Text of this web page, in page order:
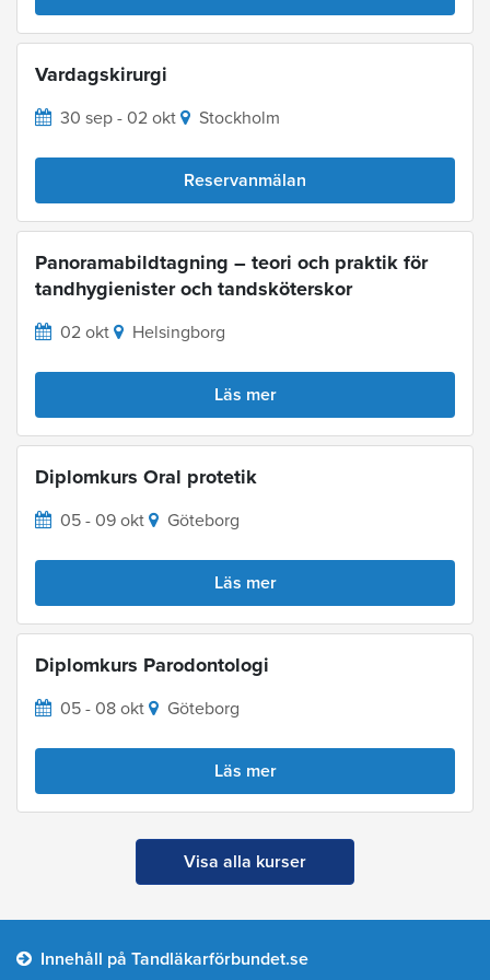
Vardagskirurgi
30 sep - 02 okt Stockholm
Reservanmälan
Panoramabildtagning – teori och praktik för
tandhygienister och tandsköterskor
02 okt Helsingborg
Läs mer
Diplomkurs Oral protetik
05 - 09 okt Göteborg
Läs mer
Diplomkurs Parodontologi
05 - 08 okt Göteborg
Läs mer
Visa alla kurser
Innehåll på Tandläkarförbundet.se